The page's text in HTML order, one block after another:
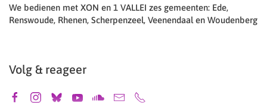
We bedienen met XON en 1 VALLEI zes gemeenten: Ede,
Renswoude, Rhenen, Scherpenzeel, Veenendaal en Woudenberg
Volg & reageer